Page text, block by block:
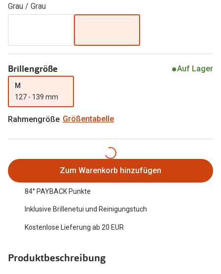
Gleitsicht Ratgeber
Alle Brillen Ratgeber
Angebote
Brillen 2 für 1
20% auf selbsttönende Gläser
Back to School: 50% auf die zweite Kinderbrille
Nuance Audio Brille
Ray-Ban Meta
Oakley Meta
Brillentrends 2026
Oakley
Zubehör
Grau / Grau
Brillengröße Auf Lager
M
127 - 139 mm
Rahmengröße Größentabelle
Zum Warenkorb hinzufügen
84° PAYBACK Punkte
Inklusive Brillenetui und Reinigungstuch
Kostenlose Lieferung ab 20 EUR
Produktbeschreibung